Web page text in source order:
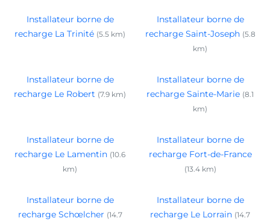
Installateur borne de
recharge La Trinité (5.5 km)
Installateur borne de
recharge Saint-Joseph (5.8
km)
Installateur borne de
recharge Le Robert (7.9 km)
Installateur borne de
recharge Sainte-Marie (8.1
km)
Installateur borne de
recharge Le Lamentin (10.6
km)
Installateur borne de
recharge Fort-de-France
(13.4 km)
Installateur borne de
recharge Schœlcher (14.7
Installateur borne de
recharge Le Lorrain (14.7